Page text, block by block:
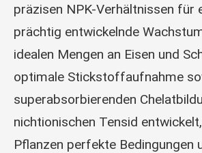
präzisen NPK-Verhältnissen für
prächtig entwickelnde
idealen Mengen an Eisen und
optimale Stickstoffaufnahme
superabsorbierenden
nichtionischen Tensid
Pflanzen perfekte Bedingungen